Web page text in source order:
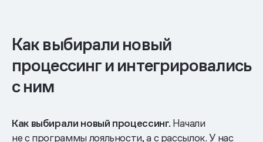
Как выбирали новый
процессинг и интегрировались
с ним
Как выбирали новый процессинг. Начали
не с программы лояльности, а с рассылок. У нас